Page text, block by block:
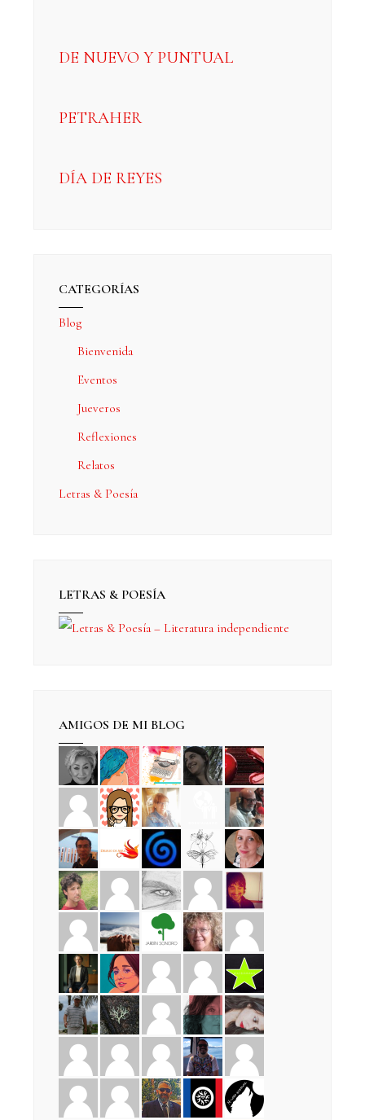
DE NUEVO Y PUNTUAL
PETRAHER
DÍA DE REYES
CATEGORÍAS
Blog
Bienvenida
Eventos
Jueveros
Reflexiones
Relatos
Letras & Poesía
LETRAS & POESÍA
AMIGOS DE MI BLOG